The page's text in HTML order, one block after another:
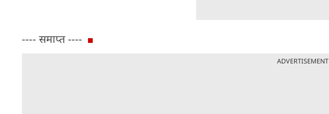
---- समाप्त ----
ADVERTISEMENT